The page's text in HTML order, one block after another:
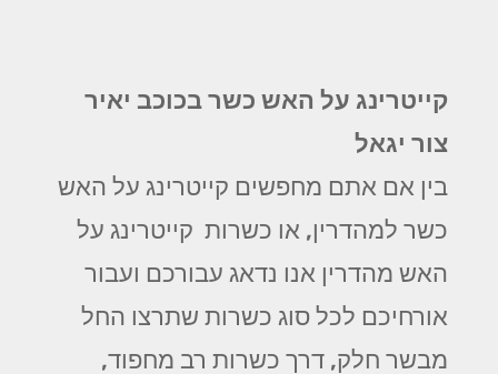
קייטרינג על האש כשר בכוכב יאיר
צור יגאל
בין אם אתם מחפשים קייטרינג על האש
כשר למהדרין, או כשרות קייטרינג על
האש מהדרין אנו נדאג עבורכם ועבור
אורחיכם לכל סוג כשרות שתרצו החל
מבשר חלק, דרך כשרות רב מחפוד,